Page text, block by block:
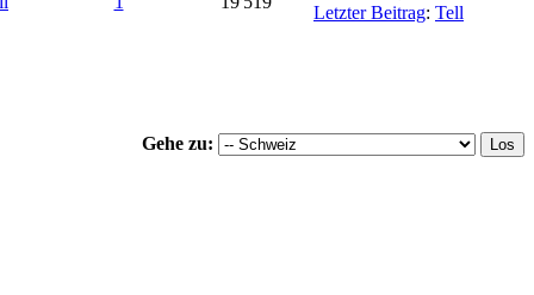
Letzter Beitrag: Tell
Gehe zu: